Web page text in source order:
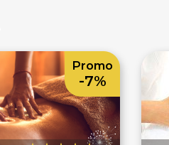
Promo
-7%